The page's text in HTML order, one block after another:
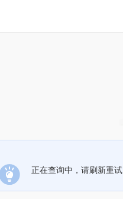
正在查询中，请刷新重试